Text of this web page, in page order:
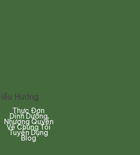
Hướng
Thực Đơn
Dinh Dưỡng
Nhượng Quyền
Về Chúng Tôi
Tuyển Dụng
Blog